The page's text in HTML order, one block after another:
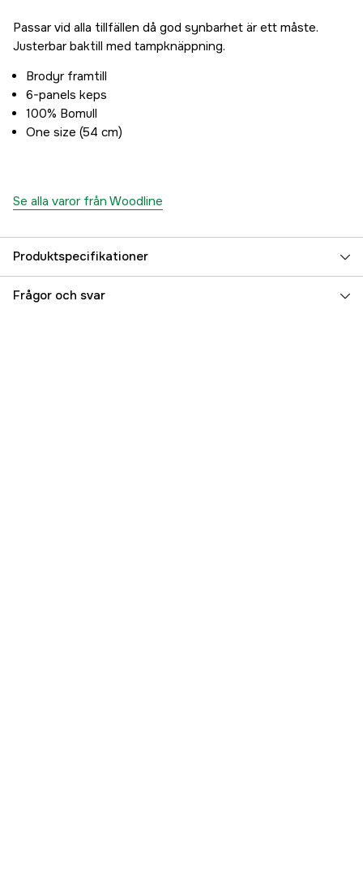
Passar vid alla tillfällen då god synbarhet är ett måste.
Justerbar baktill med tampknäppning.
Brodyr framtill
6-panels keps
100% Bomull
One size (54 cm)
Se alla varor från Woodline
Produktspecifikationer
Dam/Herr Barn
Frågor och svar